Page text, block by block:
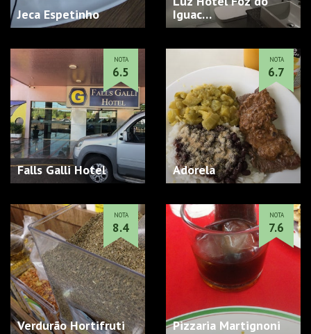
Jeca Espetinho
Iguac…
Falls Galli Hotel
NOTA
6.5
Adorela
NOTA
6.7
Verdurão Hortifruti
NOTA
8.4
Pizzaria Martignoni
NOTA
7.6